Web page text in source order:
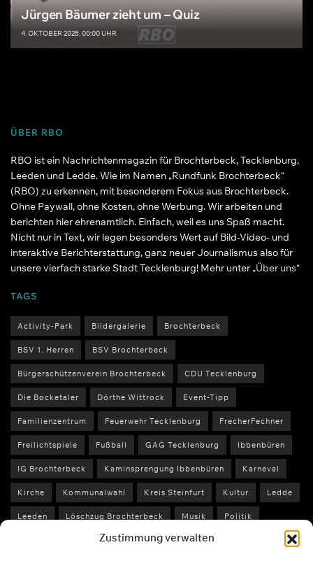
Zustimmung verwalten
Jürgen Bäumer zieht um – Quiz
4. OKTOBER 2025, 00:00 UHR
ÜBER RBO
RBO ist ein Nachrichtenmagazin für Brochterbeck, Tecklenburg,
Leeden und Ledde. Wie im Namen „Rundfunk Brochterbeck“
(RBO) zu erkennen, mit besonderem Fokus aus Brochterbeck.
Ohne Paywall, ohne Kosten, ohne Werbung. Wir arbeiten und
berichten hier ehrenamtlich. Einfach, weil es uns Spaß macht.
Nicht nur in Text, wir legen besonders Wert auf Bild-Video- und
interaktive Berichterstattung, ganz neuer Journalismus also für
unsere vierfach starke Stadt Tecklenburg! Mehr unter „Über uns“
TAGS
Activity-Park Bildergalerie Brochterbeck
BSV 1. Herren BSV Brochterbeck
Bürgerschützenverein Brochterbeck CDU Tecklenburg
Die Bocketaler Dörthe Wittrock Event-Tipp
Familienzentrum Feuerwehr Tecklenburg FrecherFechner
Freilichtspiele Fußball GAG Tecklenburg Ibbenbüren
IG Brochterbeck Kaminsprengung Ibbenbüren Karneval
Kirche Kommunalwahl Kreis Steinfurt Kultur Ledde
Leeden Löschzug Brochterbeck Musik Politik
Schule Schützenfest